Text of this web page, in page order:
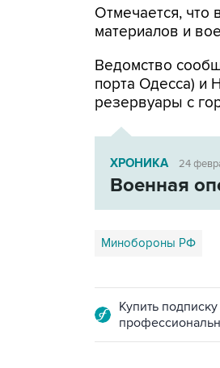
Отмечается,
материалов и
Ведомство
порта Одесса) и
резервуары с
ХРОНИКА 24
Военная
Минобороны РФ
Купить